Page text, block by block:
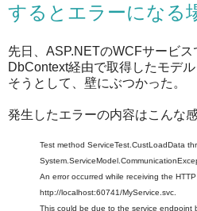
するとエラーになる
先日、ASP.NETのWCFサービ
DbContext経由で取得したモデ
そうとして、壁にぶつかった。
発生したエラーの内容はこんな感
Test method ServiceTest.CustLoadData
An error occurred while receiving the
http://localhost:60741/MyService.svc.
This could be due to the service endpoint